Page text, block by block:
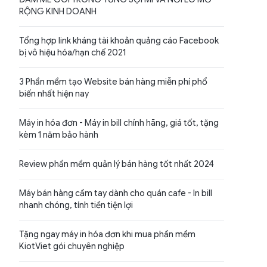
RỘNG KINH DOANH
Tổng hợp link kháng tài khoản quảng cáo Facebook
bị vô hiệu hóa/hạn chế 2021
3 Phần mềm tạo Website bán hàng miễn phí phổ
biến nhất hiện nay
Máy in hóa đơn - Máy in bill chính hãng, giá tốt, tặng
kèm 1 năm bảo hành
Review phần mềm quản lý bán hàng tốt nhất 2024
Máy bán hàng cầm tay dành cho quán cafe - In bill
nhanh chóng, tính tiền tiện lợi
Tặng ngay máy in hóa đơn khi mua phần mềm
KiotViet gói chuyên nghiệp